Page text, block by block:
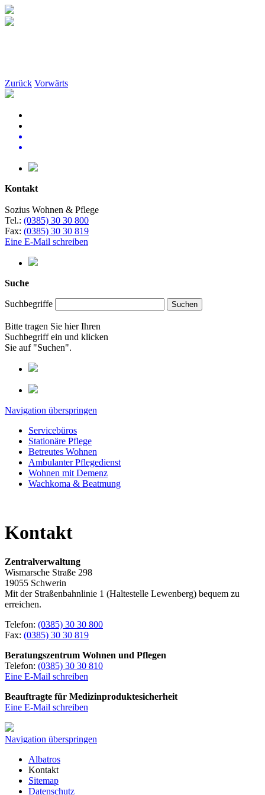
Zurück Vorwärts
Kontakt
Sozius Wohnen & Pflege
Tel.: (0385) 30 30 800
Fax: (0385) 30 30 819
Eine E-Mail schreiben
Suche
Suchbegriffe
Bitte tragen Sie hier Ihren
Suchbegriff ein und klicken
Sie auf "Suchen".
Navigation überspringen
Servicebüros
Stationäre Pflege
Betreutes Wohnen
Ambulanter Pflegedienst
Wohnen mit Demenz
Wachkoma & Beatmung
Kontakt
Zentralverwaltung
Wismarsche Straße 298
19055 Schwerin
Mit der Straßenbahnlinie 1 (Haltestelle Lewenberg) bequem zu
erreichen.
Telefon: (0385) 30 30 800
Fax: (0385) 30 30 819
Beratungszentrum Wohnen und Pflegen
Telefon: (0385) 30 30 810
Eine E-Mail schreiben
Beauftragte für Medizinproduktesicherheit
Eine E-Mail schreiben
Navigation überspringen
Albatros
Kontakt
Sitemap
Datenschutz